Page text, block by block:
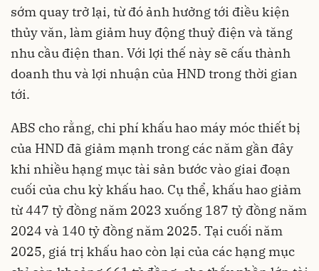
sớm quay trở lại, từ đó ảnh hưởng tới điều kiện
thủy văn, làm giảm huy động thuỷ điện và tăng
nhu cầu điện than. Với lợi thế này sẽ cấu thành
doanh thu và lợi nhuận của HND trong thời gian
tới.
ABS cho rằng, chi phí khấu hao máy móc thiết bị
của HND đã giảm mạnh trong các năm gần đây
khi nhiều hạng mục tài sản bước vào giai đoạn
cuối của chu kỳ khấu hao. Cụ thể, khấu hao giảm
từ 447 tỷ đồng năm 2023 xuống 187 tỷ đồng năm
2024 và 140 tỷ đồng năm 2025. Tại cuối năm
2025, giá trị khấu hao còn lại của các hạng mục